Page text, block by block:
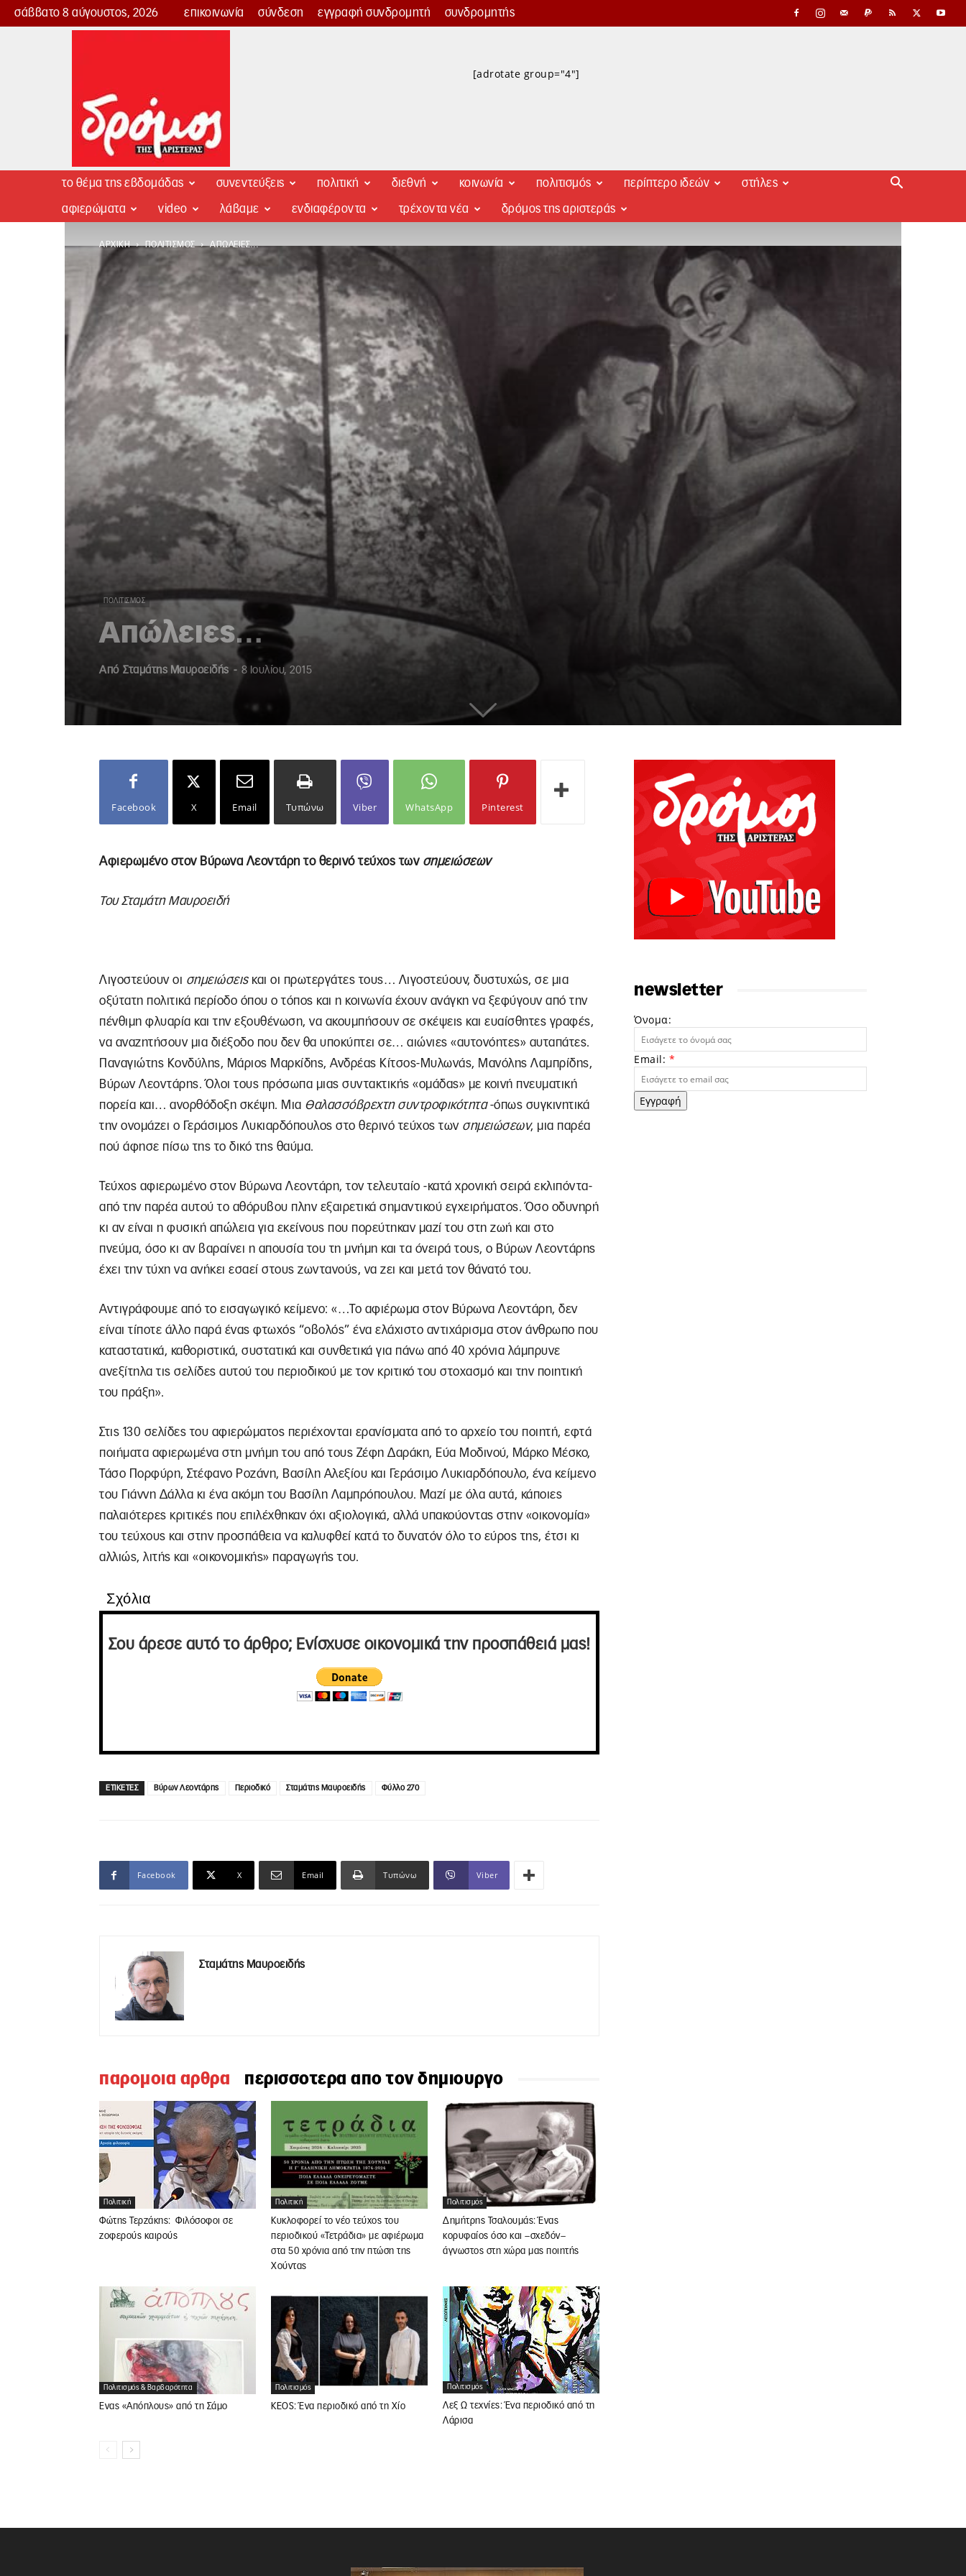
σάββατο 8 αύγουστος, 2026 επικοινωνία σύνδεση εγγραφή συνδρομητή συνδρομητής
Δρόμος
[adrotate group="4"]
το θέμα της εβδομάδας συνεντεύξεις πολιτική διεθνή κοινωνία πολιτισμός περίπτερο ιδεών στήλες
αφιερώματα video λάβαμε ενδιαφέροντα τρέχοντα νέα δρόμος της αριστεράς
ΑΡΧΙΚΉ ΠΟΛΙΤΙΣΜΌΣ ΑΠΏΛΕΙΕΣ…
ΠΟΛΙΤΙΣΜΌΣ
Απώλειες…
Από Σταμάτης Μαυροειδής - 8 Ιουλίου, 2015
Facebook X Email Τυπώνω Viber WhatsApp Pinterest
Αφιερωμένο στον Βύρωνα Λεοντάρη το θερινό τεύχος των σημειώσεων
Του Σταμάτη Μαυροειδή
Λιγοστεύουν οι σημειώσειςκαι οι πρωτεργάτες τους… Λιγοστεύουν, δυστυχώς, σε μια
οξύτατη πολιτικά περίοδο όπου ο τόπος και η κοινωνία έχουν ανάγκη να ξεφύγουν από την
πένθιμη φλυαρία και την εξουθένωση, να ακουμπήσουν σε σκέψεις και ευαίσθητες γραφές,
να αναζητήσουν μια διέξοδο που δεν θα υποκύπτει σε… αιώνιες «αυτονόητες» αυταπάτες.
Παναγιώτης Κονδύλης, Μάριος Μαρκίδης, Ανδρέας Κίτσος-Μυλωνάς, Mανόλης Λαμπρίδης,
Βύρων Λεοντάρης. Όλοι τους πρόσωπα μιας συντακτικής «ομάδας» με κοινή πνευματική
πορεία και… ανορθόδοξη σκέψη. Μια Θαλασσόβρεχτη συντροφικότητα-όπως συγκινητικά
την ονομάζει ο Γεράσιμος Λυκιαρδόπουλος στο θερινό τεύχος των σημειώσεων, μια παρέα
πού άφησε πίσω της το δικό της θαύμα.
Τεύχος αφιερωμένο στον Βύρωνα Λεοντάρη, τον τελευταίο -κατά χρονική σειρά εκλιπόντα-
από την παρέα αυτού το αθόρυβου πλην εξαιρετικά σημαντικού εγχειρήματος. Όσο οδυνηρή
κι αν είναι η φυσική απώλεια για εκείνους που πορεύτηκαν μαζί του στη ζωή και στο
πνεύμα, όσο κι αν βαραίνει η απουσία του τη μνήμη και τα όνειρά τους, ο Βύρων Λεοντάρης
έχει την τύχη να ανήκει εσαεί στους ζωντανούς, να ζει και μετά τον θάνατό του.
Αντιγράφουμε από το εισαγωγικό κείμενο: «…Το αφιέρωμα στον Βύρωνα Λεοντάρη, δεν
είναι τίποτε άλλο παρά ένας φτωχός “οβολός” ένα ελάχιστο αντιχάρισμα στον άνθρωπο που
καταστατικά, καθοριστικά, συστατικά και συνθετικά για πάνω από 40 χρόνια λάμπρυνε
ανεξίτηλα τις σελίδες αυτού του περιοδικού με τον κριτικό του στοχασμό και την ποιητική
του πράξη».
Στις 130 σελίδες του αφιερώματος περιέχονται ερανίσματα από το αρχείο του ποιητή, εφτά
ποιήματα αφιερωμένα στη μνήμη του από τους Ζέφη Δαράκη, Εύα Μοδινού, Μάρκο Μέσκο,
Τάσο Πορφύρη, Στέφανο Ροζάνη, Βασίλη Αλεξίου και Γεράσιμο Λυκιαρδόπουλο, ένα κείμενο
του Γιάννη Δάλλα κι ένα ακόμη του Βασίλη Λαμπρόπουλου. Μαζί με όλα αυτά, κάποιες
παλαιότερες κριτικές που επιλέχθηκαν όχι αξιολογικά, αλλά υπακούοντας στην «οικονομία»
του τεύχους και στην προσπάθεια να καλυφθεί κατά το δυνατόν όλο το εύρος της, έτσι κι
αλλιώς, λιτής και «οικονομικής» παραγωγής του.
Σχόλια
Σου άρεσε αυτό το άρθρο; Ενίσχυσε οικονομικά την προσπάθειά μας!
ΕΤΙΚΕΤΕΣ Βύρων Λεοντάρης Περιοδικό Σταμάτης Μαυροειδής Φύλλο 270
Facebook X Email Τυπώνω Viber
Σταμάτης Μαυροειδής
παρομοια αρθρα περισσοτερα απο τον δημιουργο
Πολιτική
Φώτης Τερζάκης: Φιλόσοφοι σε
ζοφερούς καιρούς
Πολιτική
Κυκλοφορεί το νέο τεύχος του
περιοδικού «Τετράδια» με αφιέρωμα
στα 50 χρόνια από την πτώση της
Χούντας
Πολιτισμός
Δημήτρης Τσαλουμάς: Ένας
κορυφαίος όσο και –σχεδόν–
άγνωστος στη χώρα μας ποιητής
Πολιτισμός & Βαρβαρότητα
Ένας «Απόπλους» από τη Σάμο
Πολιτισμός
KEOS: Ένα περιοδικό από τη Χίο
Πολιτισμός
Λεξ Ω τεχνίες: Ένα περιοδικό από τη
Λάρισα
newsletter
Όνομα:
Email: *
Εγγραφή